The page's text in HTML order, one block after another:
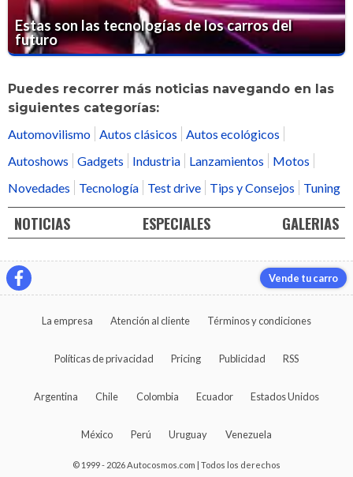
Estas son las tecnologías de los carros del
futuro
Puedes recorrer más noticias navegando en las
siguientes categorías:
Automovilismo Autos clásicos
Autos ecológicos
Autoshows
Gadgets Industria Lanzamientos
Motos
Novedades
Tecnología Test drive Tips y Consejos Tuning
NOTICIAS ESPECIALES GALERIAS
Vende tu carro
La empresa Atención al cliente Términos y condiciones
Políticas de privacidad Pricing Publicidad RSS
Argentina Chile Colombia Ecuador Estados Unidos
México Perú Uruguay Venezuela
© 1999 - 2026 Autocosmos.com | Todos los derechos